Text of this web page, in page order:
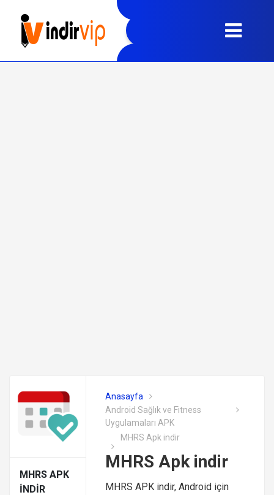
MHRS APK
INDIR
Anasayfa
Android Sağlık ve Fitness
Uygulamaları APK
MHRS Apk indir
MHRS Apk indir
MHRS APK indir, Android için